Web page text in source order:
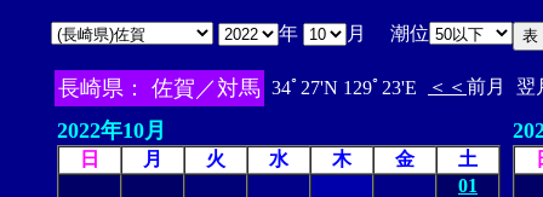
年 月 潮位
長崎県： 佐賀／対馬 34ﾟ27'N 129ﾟ23'E ＜＜ 前月 翌
2022年10月
日 月 火 水 木 金 土
01